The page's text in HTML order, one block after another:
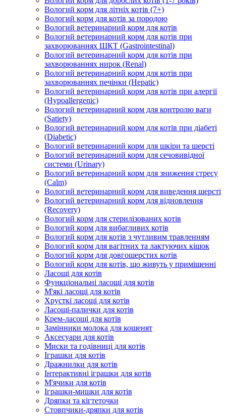
Вологий корм для літніх котів (7+)
Вологий корм для котів за породою
Вологий ветеринарний корм для котів
Вологий ветеринарний корм для котів при
захворюваннях ШКТ (Gastrointestinal)
Вологий ветеринарний корм для котів при
захворюваннях нирок (Renal)
Вологий ветеринарний корм для котів при
захворюваннях печінки (Hepatic)
Вологий ветеринарний корм для котів при алергії
(Hypoallergenic)
Вологий ветеринарний корм для контролю ваги
(Satiety)
Вологий ветеринарний корм для котів при діабеті
(Diabetic)
Вологий ветеринарний корм для шкіри та шерсті
Вологий ветеринарний корм для сечовивідної
системи (Urinary)
Вологий ветеринарний корм для зниження стресу
(Calm)
Вологий ветеринарний корм для виведення шерсті
Вологий ветеринарний корм для відновлення
(Recovery)
Вологий корм для стерилізованих котів
Вологий корм для вибагливих котів
Вологий корм для котів з чутливим травленням
Вологий корм для вагітних та лактуючих кішок
Вологий корм для довгошерстих котів
Вологий корм для котів, що живуть у приміщенні
Ласощі для котів
Функціональні ласощі для котів
М'які ласощі для котів
Хрусткі ласощі для котів
Ласощі-палички для котів
Крем-ласощі для котів
Замінники молока для кошенят
Аксесуари для котів
Миски та годівниці для котів
Іграшки для котів
Дражнилки для котів
Інтерактивні іграшки для котів
М'ячики для котів
Іграшки-мишки для котів
Дряпки та кігтеточки
Стовпчики-дряпки для котів